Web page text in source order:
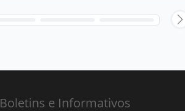
Boletins e Informativos